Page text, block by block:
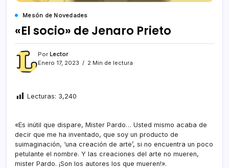
Mesón de Novedades
«El socio» de Jenaro Prieto
Por Lector
Enero 17, 2023
2 Min de lectura
Lecturas: 3,240
«Es inútil que dispare, Mister Pardo… Usted mismo acaba de
decir que me ha inventado, que soy un producto de
suimaginación, ‘una creación de arte’, si no encuentra un poco
petulante el nombre. Y las creaciones del arte no mueren,
mister Pardo. ¡Son los autores los que mueren!».